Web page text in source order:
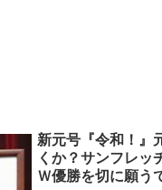
新元号『令和！』
くか？サンフレッ
Ｗ優勝を切に願う